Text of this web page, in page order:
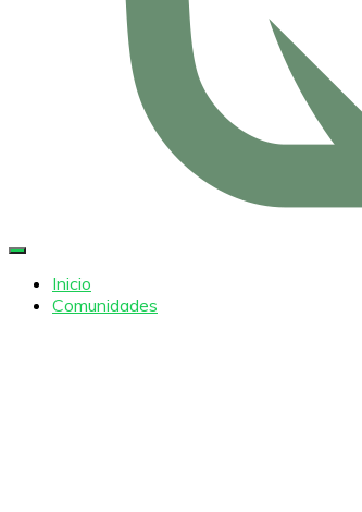
Cambiar modo de navegación
Inicio
Comunidades